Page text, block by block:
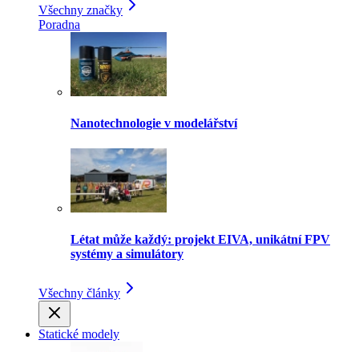
Všechny značky
Poradna
Nanotechnologie v modelářství
Létat může každý: projekt EIVA, unikátní FPV
systémy a simulátory
Všechny články
Statické modely